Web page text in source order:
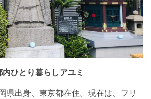
ひとり暮らしアユミ
県出身、東京都在住。現在は、フリ